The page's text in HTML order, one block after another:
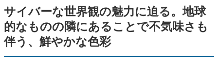
サイバーな世界観の魅力に迫る。地球
的なものの隣にあることで不気味さも
伴う、鮮やかな色彩